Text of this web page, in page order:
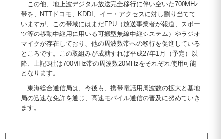
この他、地上波デジタル放送完全移行に伴い空いた700MHz
帯を、NTTドコモ、KDDI、イー・アクセスに対し割り当てて
いますが、この帯域にはまだFPU（放送事業者が報道、スポー
ツ等の移動中継用に用いる可搬型無線中継システム）やラジオ
マイクが存在しており、他の周波数帯への移行を促進している
ところです。この取組みが成就すれば平成27年1月（予定）以
降、上記3社は700MHz帯の周波数20MHzをそれぞれ使用可能
となります。
東海総合通信局は、今後も、携帯電話用周波数の拡大と基地
局の迅速な免許を通じ、高速モバイル通信の普及に努めていき
ます。